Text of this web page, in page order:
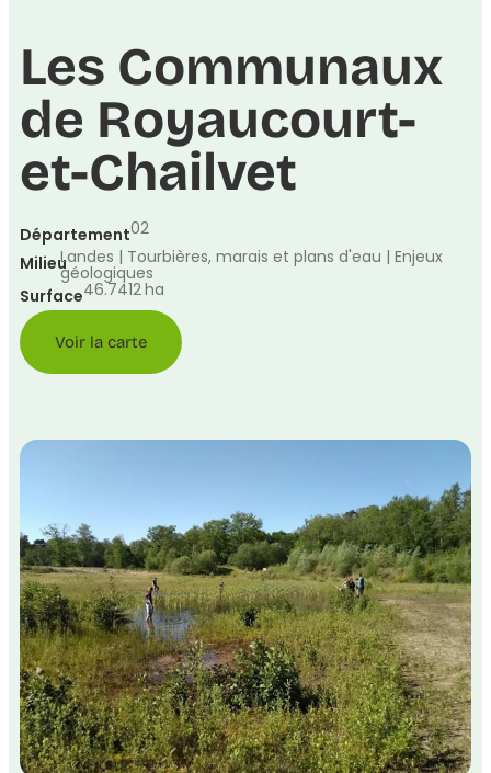
Les Communaux
de Royaucourt-
et-Chailvet
Département02
MilieuLandes | Tourbières, marais et plans d'eau | Enjeux
géologiques
Surface46.7412ha
Voir la carte